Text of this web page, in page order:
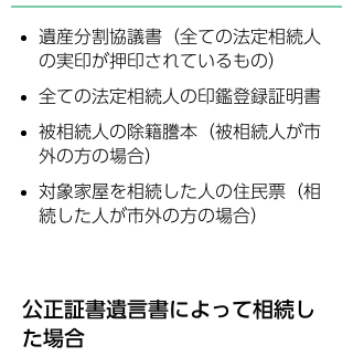
遺産分割協議書（全ての法定相続人
の実印が押印されているもの）
全ての法定相続人の印鑑登録証明書
被相続人の除籍謄本（被相続人が市
外の方の場合）
対象家屋を相続した人の住民票（相
続した人が市外の方の場合）
公正証書遺言書によって相続し
た場合